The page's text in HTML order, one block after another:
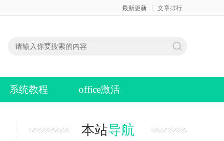
最新更新 文章排行
系统教程 office激活
本站导航